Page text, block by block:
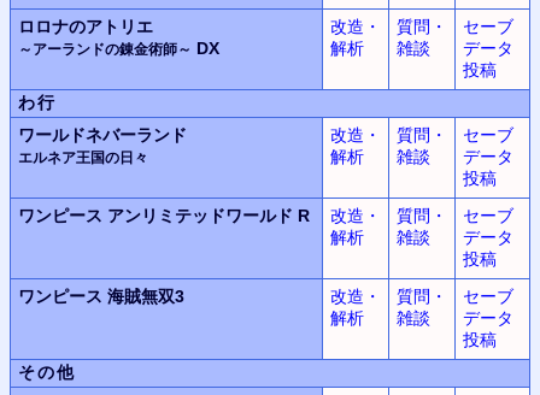
ロロナのアトリエ
～アーランドの錬金術師～ DX
改造・
解析
質問・
雑談
セーブ
データ
投稿
わ行
ワールドネバーランド
エルネア王国の日々
改造・
解析
質問・
雑談
セーブ
データ
投稿
ワンピース アンリミテッドワールド R
改造・
解析
質問・
雑談
セーブ
データ
投稿
ワンピース 海賊無双3
改造・
解析
質問・
雑談
セーブ
データ
投稿
その他